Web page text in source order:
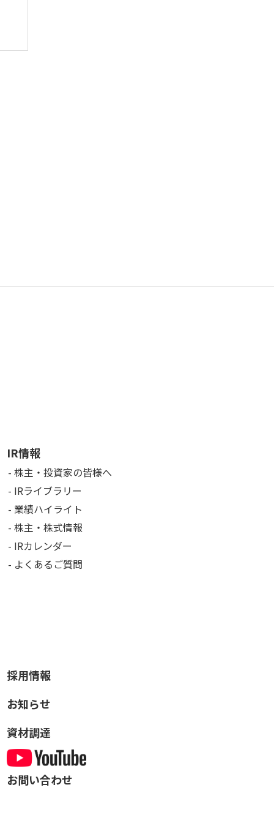
IR情報
株主・投資家の皆様へ
IRライブラリー
業績ハイライト
株主・株式情報
IRカレンダー
よくあるご質問
採用情報
お知らせ
資材調達
お問い合わせ